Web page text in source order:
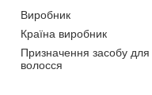
Виробник
Країна виробник
Призначення засобу для
волосся